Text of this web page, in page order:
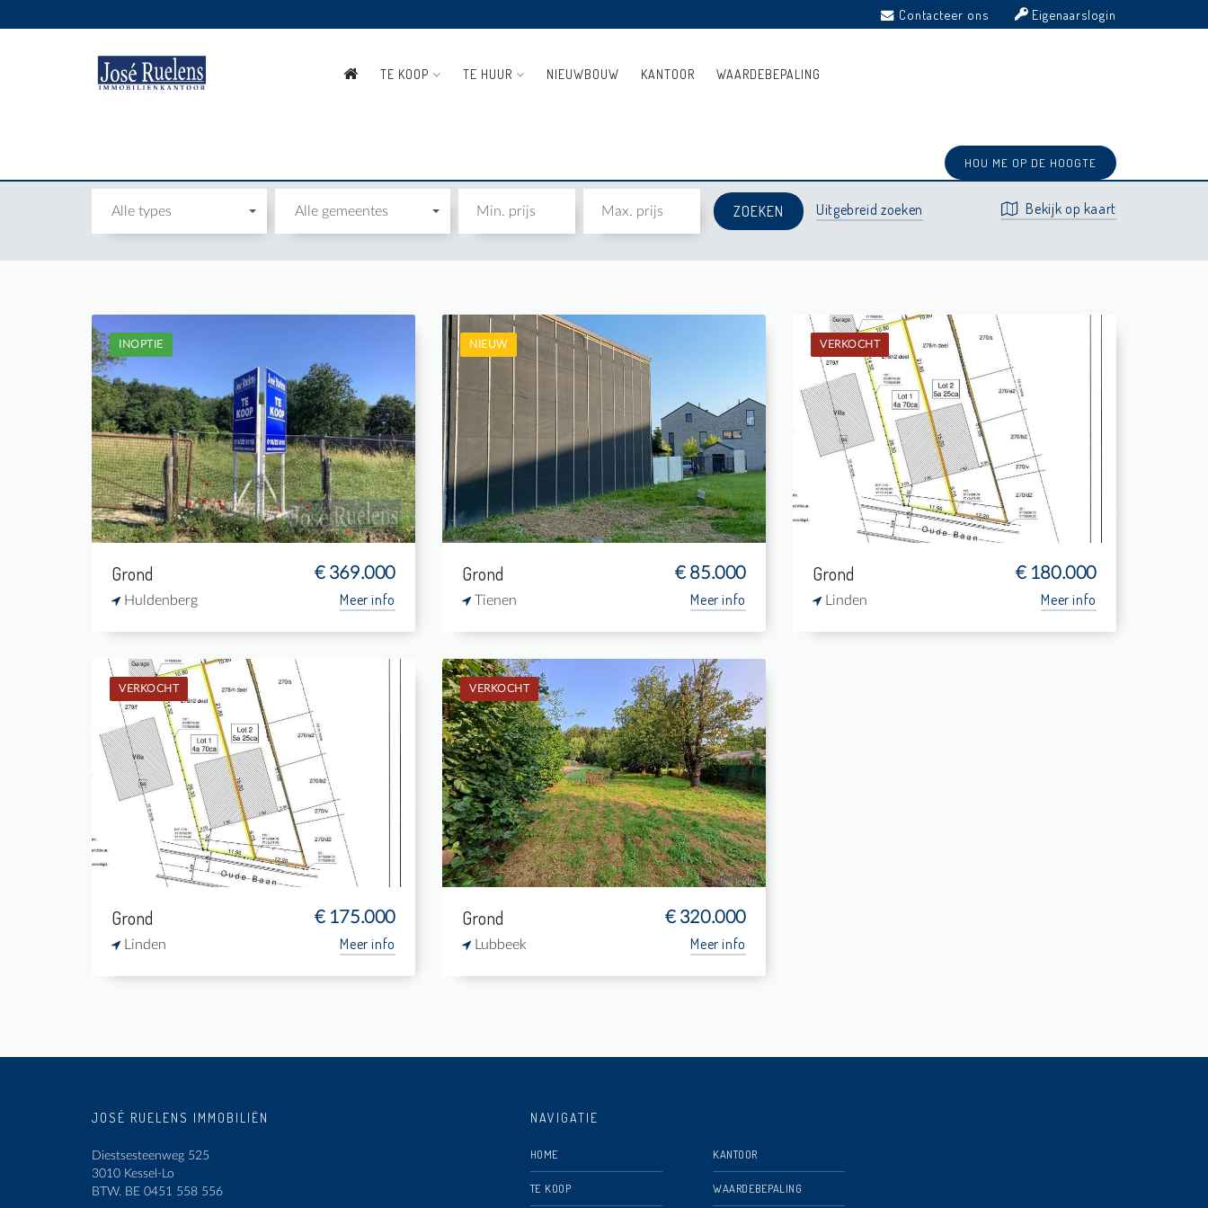
Contacteer ons Eigenaarslogin
TE KOOP TE HUUR NIEUWBOUW KANTOOR WAARDEBEPALING
HOU ME OP DE HOOGTE
⋅ Type⋅ Gemeente ⋅Recent
Alle types Alle gemeentes Uitgebreid zoeken Bekijk op kaart
INOPTIE
Te koop: Grond
-
1.684 m²
-
-
Grond € 369.000
Huldenberg Meer info
NIEUW
Te koop: Bouwgrond
-
286 m²
-
Grond € 85.000
Tienen Meer info
VERKOCHT
Verkocht: Grond
-
-
-
Grond € 180.000
Linden Meer info
VERKOCHT
Verkocht: Grond
-
-
-
Grond € 175.000
Linden Meer info
VERKOCHT
Verkocht: Grond
-
1.900 m²
-
110 m²
Grond € 320.000
Lubbeek Meer info
JOSÉ RUELENS IMMOBILIËN
Diestsesteenweg 525
3010 Kessel-Lo
BTW. BE 0451 558 556
NAVIGATIE
HOME
TE KOOP
KANTOOR
WAARDEBEPALING